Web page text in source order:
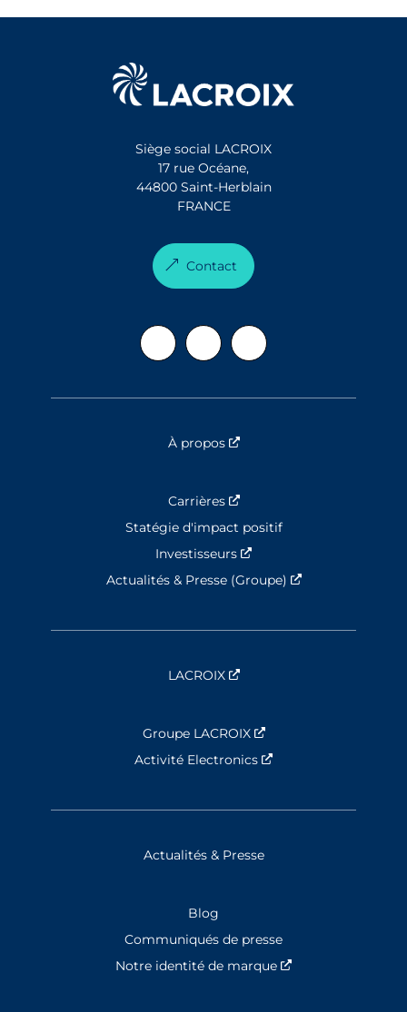
Siège social LACROIX
17 rue Océane,
44800 Saint-Herblain
FRANCE
Contact
À propos Nouvelle fenêtre
Carrières
Nouvelle fenêtre
Statégie d'impact positif
Investisseurs
Actualités & Presse (Groupe)
Nouvelle fenêtre
LACROIX Nouvelle fenêtre
Groupe LACROIX
Nouvelle fenêtre
Activité Electronics
Actualités & Presse
Blog
Communiqués de presse
Notre identité de marque